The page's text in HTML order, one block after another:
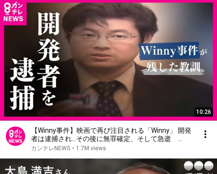
10:26
【Winny事件】映画で再び注目される「Winny」 開発
者は逮捕され…その後に無罪確定、そして急逝
「GAFAの景色変わってたかも」インターネット先駆
カンテレNEWS • 1.7M views